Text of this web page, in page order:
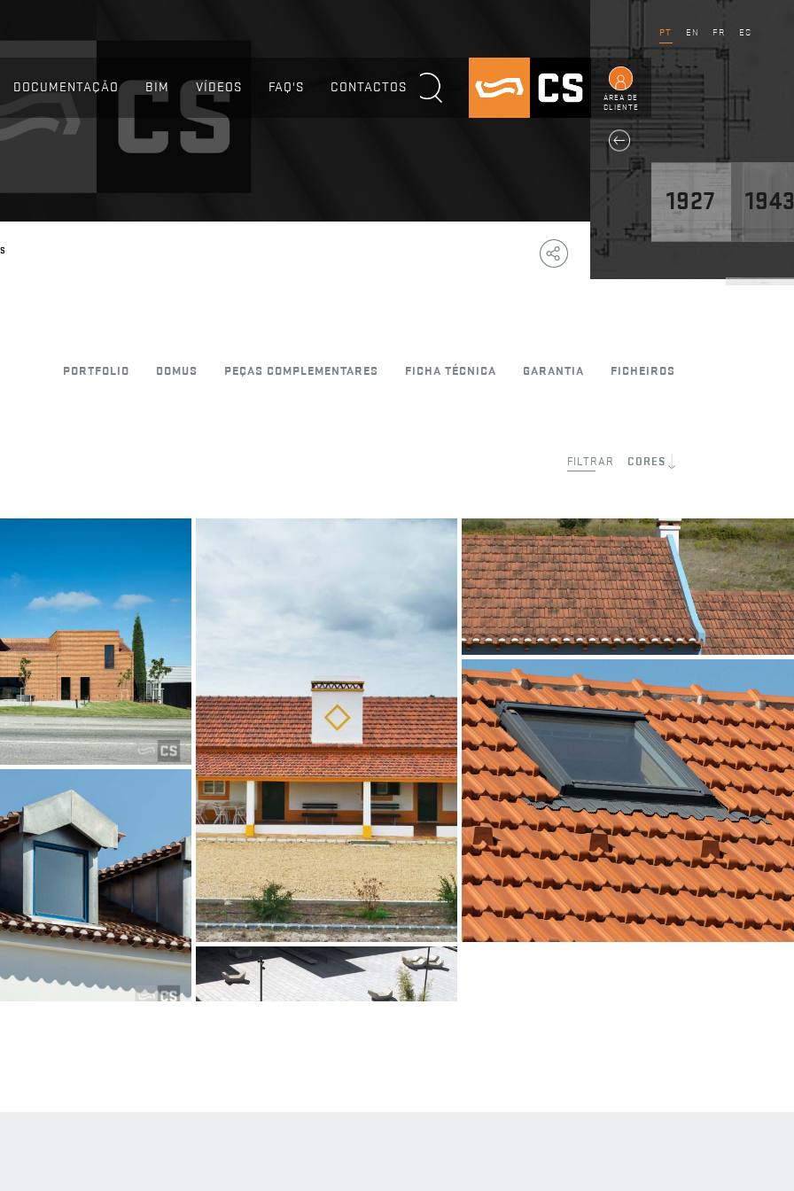
PT EN FR ES
DOCUMENTAÇÃO BIM VÍDEOS FAQ'S CONTACTOS
ÁREA DE
CLIENTE
1927
Copy
Link
Facebook
WhatsApp
PORTFOLIO DOMUS PEÇAS COMPLEMENTARES FICHA TÉCNICA GARANTIA FICHEIROS
FILTRAR CORES
Monte do Brejinho de Água | Domus
Natural Rústico
Grândola
©Telmo Miller
Moradia Batalha
Natural Rústico
Batalha, Portugal
Hub
Real Factory Juncal (Casa dos Calados)
Vermelho Natural
Porto de Mós
©Ivo Tavares Studio